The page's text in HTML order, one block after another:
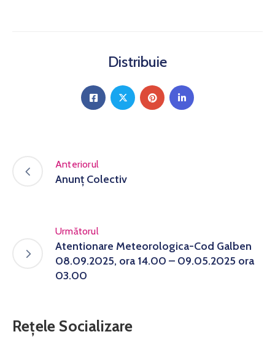
Distribuie
Anteriorul
Anunț Colectiv
Următorul
Atentionare Meteorologica-Cod Galben
08.09.2025, ora 14.00 – 09.05.2025 ora
03.00
Rețele Socializare